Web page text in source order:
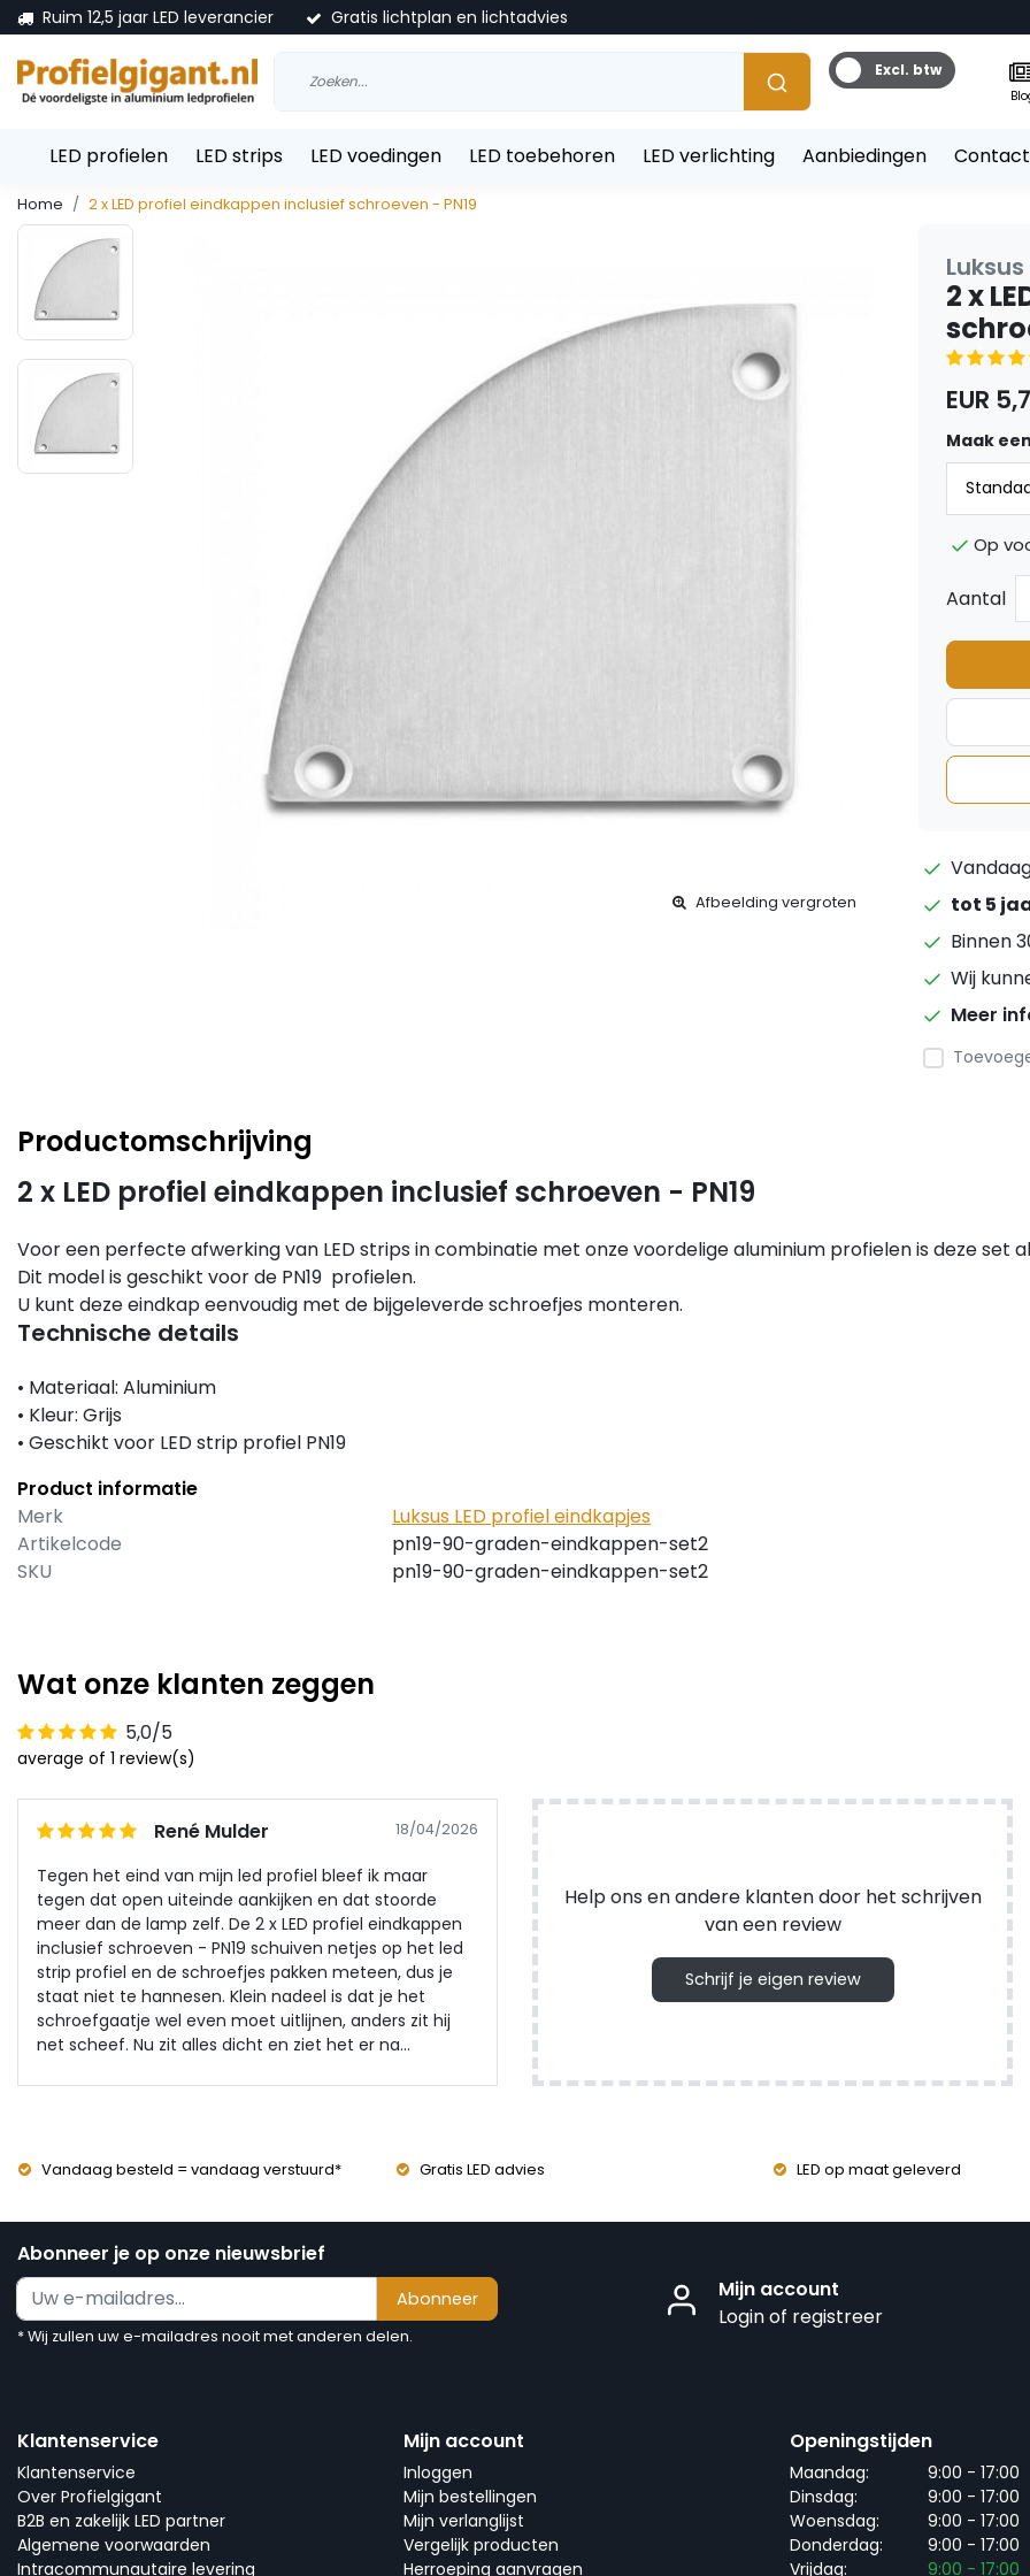
Ruim 12,5 jaar LED leverancier Gratis lichtplan en lichtadvies
Excl. btw
LED profielen LED strips LED voedingen LED toebehoren LED verlichting Aanbiedingen
Home 2 x LED profiel eindkappen inclusief schroeven - PN19
Afbeelding vergroten
2 x
EUR
Maak
Op
Aantal
tot 5
Binnen
Wij
Meer
Productomschrijving
2 x LED profiel eindkappen inclusief schroeven - PN19
Voor een perfecte afwerking van LED strips in combinatie met onze voordelige aluminium profielen is deze set
Dit model is geschikt voor de PN19 profielen.
U kunt deze eindkap eenvoudig met de bijgeleverde schroefjes monteren.
Technische details
• Materiaal: Aluminium
• Kleur: Grijs
• Geschikt voor LED strip profiel PN19
Product informatie
Merk
Luksus LED profiel eindkapjes
Artikelcode
pn19-90-graden-eindkappen-set2
SKU
pn19-90-graden-eindkappen-set2
Wat onze klanten zeggen
5,0/5
average of 1 review(s)
René Mulder 18/04/2026
Tegen het eind van mijn led profiel bleef ik maar
tegen dat open uiteinde aankijken en dat stoorde
meer dan de lamp zelf. De 2 x LED profiel eindkappen
inclusief schroeven - PN19 schuiven netjes op het led
strip profiel en de schroefjes pakken meteen, dus je
staat niet te hannesen. Klein nadeel is dat je het
schroefgaatje wel even moet uitlijnen, anders zit hij
net scheef. Nu zit alles dicht en ziet het er na
Help ons en andere klanten door het schrijven
van een review
Schrijf je eigen review
Vandaag besteld = vandaag verstuurd* Gratis LED advies LED op maat geleverd
Abonneer je op onze nieuwsbrief
Abonneer
* Wij zullen uw e-mailadres nooit met anderen delen.
Mijn account
Login of registreer
Klantenservice
Klantenservice
Over Profielgigant
B2B en zakelijk LED partner
Algemene voorwaarden
Intracommunautaire levering
Mijn account
Inloggen
Mijn bestellingen
Mijn verlanglijst
Vergelijk producten
Herroeping aanvragen
Openingstijden
Maandag:
9:00 - 17:00
Dinsdag:
9:00 - 17:00
Woensdag:
9:00 - 17:00
Donderdag:
9:00 - 17:00
Vrijdag:
9:00 - 17:00